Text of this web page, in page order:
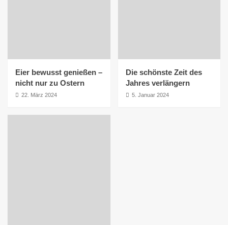
Eier bewusst genießen –
nicht nur zu Ostern
22. März 2024
Die schönste Zeit des
Jahres verlängern
5. Januar 2024